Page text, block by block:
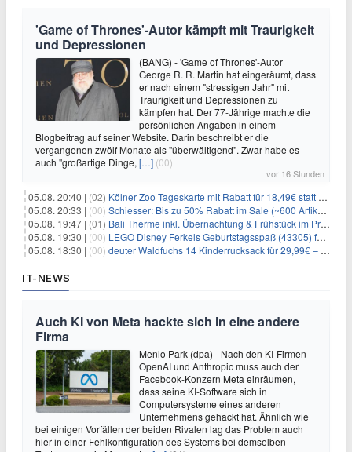
'Game of Thrones'-Autor kämpft mit Traurigkeit
und Depressionen
(BANG) - 'Game of Thrones'-Autor
George R. R. Martin hat eingeräumt, dass
er nach einem "stressigen Jahr" mit
Traurigkeit und Depressionen zu
kämpfen hat. Der 77-Jährige machte die
persönlichen Angaben in einem
Blogbeitrag auf seiner Website. Darin beschreibt er die
vergangenen zwölf Monate als "überwältigend". Zwar habe es
auch "großartige Dinge, […] (00)
vor 16 Stunden
05.08. 20:40 | (02) Kölner Zoo Tageskarte mit Rabatt für 18,49€ statt 29,50€ – einlösbar bis Dezember
05.08. 20:33 | (00) Schiesser: Bis zu 50% Rabatt im Sale (~600 Artikel zur Auswahl)
05.08. 19:47 | (01) Bali Therme inkl. Übernachtung & Frühstück im Premium Hotel (Bad Oeynhausen) ab 89€ p.P.
05.08. 19:30 | (00) LEGO Disney Ferkels Geburtstagsspaß (43305) für 29,10€
05.08. 18:30 | (00) deuter Waldfuchs 14 Kinderrucksack für 29,99€ – Amber-maple
IT-NEWS
Auch KI von Meta hackte sich in eine andere
Firma
Menlo Park (dpa) - Nach den KI-Firmen
OpenAI und Anthropic muss auch der
Facebook-Konzern Meta einräumen,
dass seine KI-Software sich in
Computersysteme eines anderen
Unternehmens gehackt hat. Ähnlich wie
bei einigen Vorfällen der beiden Rivalen lag das Problem auch
hier in einer Fehlkonfiguration des Systems bei demselben